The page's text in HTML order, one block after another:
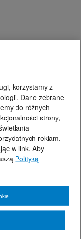
korzystamy z
Dane zebrane
do różnych
strony,
reklam.
w link. Aby
Polityką